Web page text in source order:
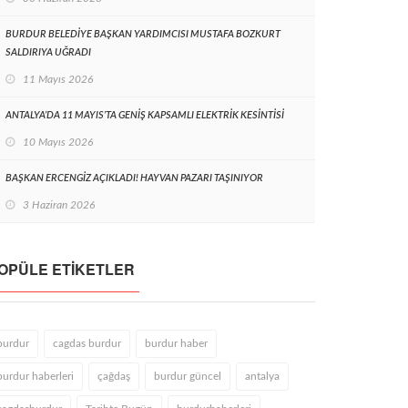
BURDUR BELEDİYE BAŞKAN YARDIMCISI MUSTAFA BOZKURT
SALDIRIYA UĞRADI
11 Mayıs 2026
ANTALYA’DA 11 MAYIS’TA GENİŞ KAPSAMLI ELEKTRİK KESİNTİSİ
10 Mayıs 2026
BAŞKAN ERCENGİZ AÇIKLADI! HAYVAN PAZARI TAŞINIYOR
3 Haziran 2026
ETIKETLER
cagdas burdur burdur haber
haberleri çağdaş burdur güncel antalya